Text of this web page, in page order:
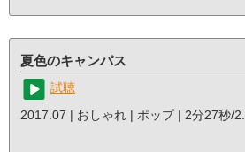
夏色のキャンパス
試聴
2017.07 | おしゃれ | ポップ | 2分27秒/